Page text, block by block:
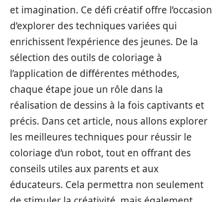
et imagination. Ce défi créatif offre l’occasion
d’explorer des techniques variées qui
enrichissent l’expérience des jeunes. De la
sélection des outils de coloriage à
l’application de différentes méthodes,
chaque étape joue un rôle dans la
réalisation de dessins à la fois captivants et
précis. Dans cet article, nous allons explorer
les meilleures techniques pour réussir le
coloriage d’un robot, tout en offrant des
conseils utiles aux parents et aux
éducateurs. Cela permettra non seulement